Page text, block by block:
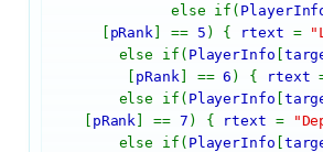
pRank ] == 5 ) { rtext =
PlayerInfo
pRank ] ==6 ) { rtext
PlayerInfo
pRank ] == 7 ) { rtext =
PlayerInfo